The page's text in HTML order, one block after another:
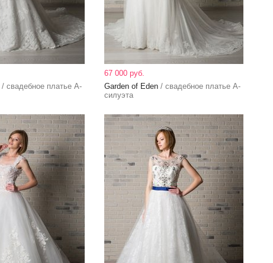
/ свадебное платье А-
67 000 руб.
Garden of Eden / свадебное платье А-
силуэта